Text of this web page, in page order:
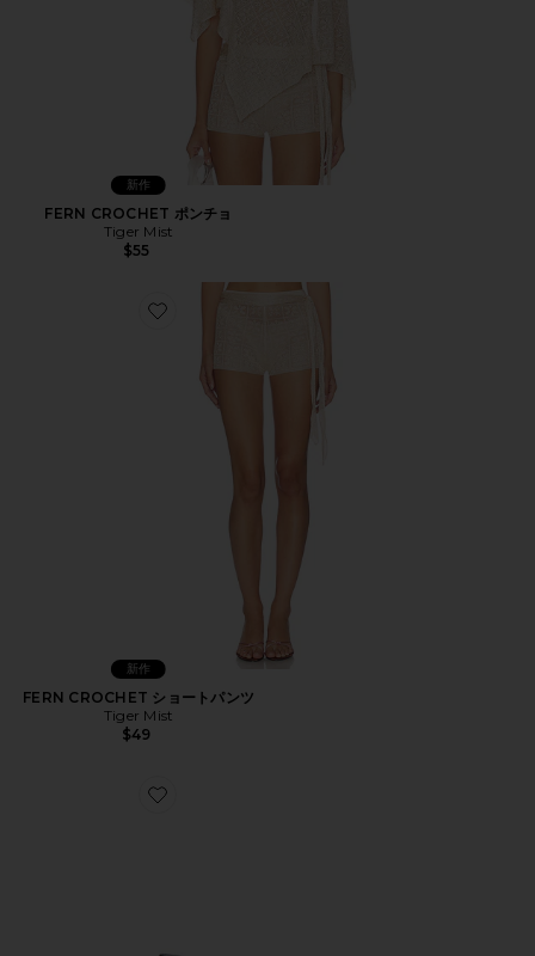
新作
FERN CROCHET ポンチョ
Tiger Mist
$55
新作
FERN CROCHET ショートパンツ
Tiger Mist
$49
Favorite CANE ウエッジ